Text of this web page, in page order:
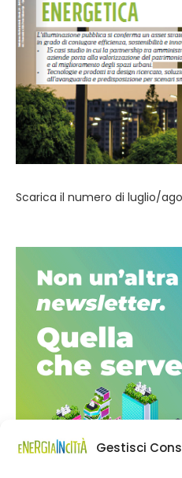
Gestisci
Scarica il numero di luglio/